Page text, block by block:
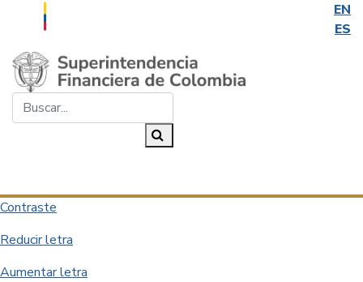
EN
ES
Saltar al contenido principal
Contraste
Reducir letra
Aumentar letra